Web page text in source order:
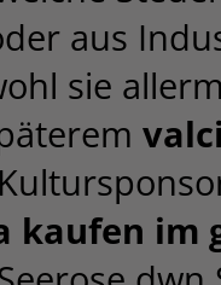
aus
sie
kaufen im